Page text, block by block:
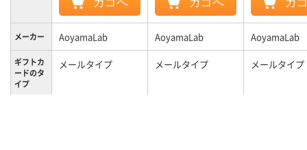
メーカー AoyamaLab AoyamaLab AoyamaLab
ギフトカ
ードのタ
イプ
メールタイプ メールタイプ メールタイプ